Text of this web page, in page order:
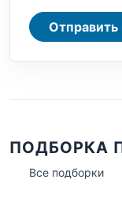
ПОДБОРКА
Все подборки